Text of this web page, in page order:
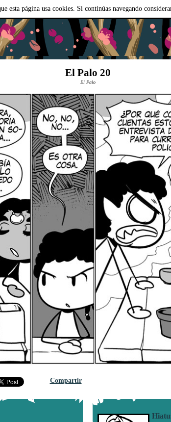
página usa cookies. Si continúas navegando
El Palo 20
El Palo
Compartir